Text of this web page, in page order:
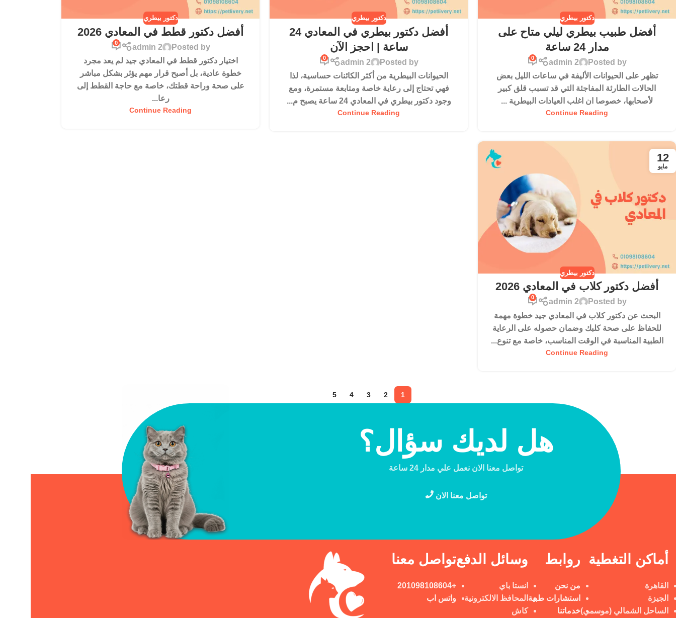
دكتور بيطري
أفضل طبيب بيطري ليلي متاح على
مدار 24 ساعة
Posted by
admin 2
0
تظهر على الحيوانات الأليفة في ساعات الليل بعض
الحالات الطارئة المفاجئة التي قد تسبب قلق كبير
لأصحابها، خصوصا ان اغلب العيادات البيطرية ...
Continue Reading
دكتور بيطري
أفضل دكتور بيطري في المعادي 24
ساعة | احجز الآن
Posted by
admin 2
0
الحيوانات البيطرية من أكثر الكائنات حساسية، لذا
فهي تحتاج إلى رعاية خاصة ومتابعة مستمرة، ومع
وجود دكتور بيطري في المعادي 24 ساعة يصبح م...
Continue Reading
دكتور بيطري
أفضل دكتور قطط في المعادي 2026
Posted by
admin 2
0
اختيار دكتور قطط في المعادي جيد لم يعد مجرد
خطوة عادية، بل أصبح قرار مهم يؤثر بشكل مباشر
على صحة وراحة قطتك، خاصة مع حاجة القطط إلى
رعا...
Continue Reading
12
مايو
دكتور بيطري
أفضل دكتور كلاب في المعادي 2026
Posted by
admin 2
0
البحث عن دكتور كلاب في المعادي جيد خطوة مهمة
للحفاظ على صحة كلبك وضمان حصوله على الرعاية
الطبية المناسبة في الوقت المناسب، خاصة مع تنوع...
Continue Reading
1
2
3
4
5
هل لديك سؤال؟
تواصل معنا الان نعمل علي مدار 24 ساعة
تواصل معنا الان
أماكن التغطية
القاهرة
الجيزة
الساحل الشمالي (موسمي)
روابط
من نحن
استشارات طبية
خدماتنا
وسائل الدفع
انستا باي
المحافظ الالكترونية
كاش
تواصل معنا
+201098108604
واتس اب